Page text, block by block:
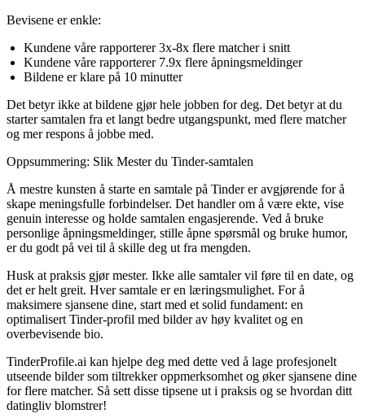
Bevisene er enkle:
Kundene våre rapporterer 3x-8x flere matcher i snitt
Kundene våre rapporterer 7.9x flere åpningsmeldinger
Bildene er klare på 10 minutter
Det betyr ikke at bildene gjør hele jobben for deg. Det betyr at du
starter samtalen fra et langt bedre utgangspunkt, med flere matcher
og mer respons å jobbe med.
Oppsummering: Slik Mester du Tinder-samtalen
Å mestre kunsten å starte en samtale på Tinder er avgjørende for å
skape meningsfulle forbindelser. Det handler om å være ekte, vise
genuin interesse og holde samtalen engasjerende. Ved å bruke
personlige åpningsmeldinger, stille åpne spørsmål og bruke humor,
er du godt på vei til å skille deg ut fra mengden.
Husk at praksis gjør mester. Ikke alle samtaler vil føre til en date, og
det er helt greit. Hver samtale er en læringsmulighet. For å
maksimere sjansene dine, start med et solid fundament: en
optimalisert Tinder-profil med bilder av høy kvalitet og en
overbevisende bio.
TinderProfile.ai kan hjelpe deg med dette ved å lage profesjonelt
utseende bilder som tiltrekker oppmerksomhet og øker sjansene dine
for flere matcher. Så sett disse tipsene ut i praksis og se hvordan ditt
datingliv blomstrer!